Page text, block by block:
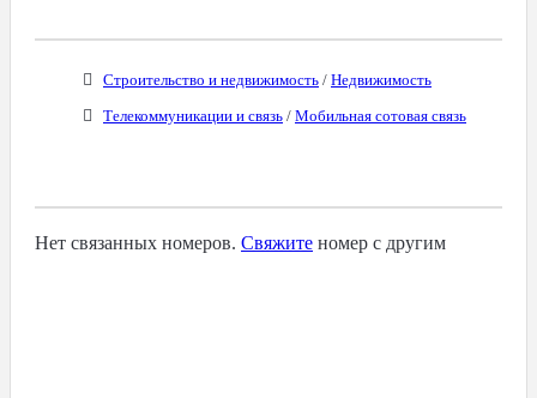
Строительство и недвижимость / Недвижимость
Телекоммуникации и связь / Мобильная сотовая связь
Нет связанных номеров. Свяжите номер с другим